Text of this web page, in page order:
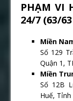
PHẠM VI
24/7 (63/
Miền
Số 129
Quận 1,
Miền
Số 12B
Huế,